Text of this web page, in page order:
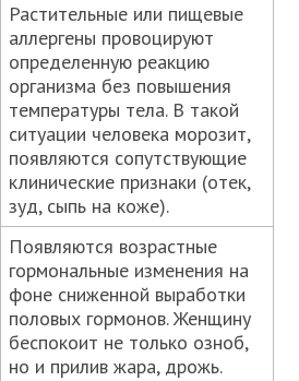
Растительные или пищевые
аллергены провоцируют
определенную реакцию
организма без повышения
температуры тела. В такой
ситуации человека морозит,
появляются сопутствующие
клинические признаки (отек,
зуд, сыпь на коже).
Появляются возрастные
гормональные изменения на
фоне сниженной выработки
половых гормонов. Женщину
беспокоит не только озноб,
но и прилив жара, дрожь.